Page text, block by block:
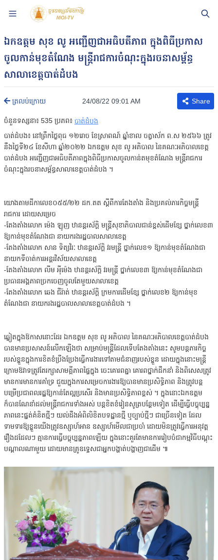
ឯកឧត្តម សុខ លូ អញ្ជើញជាអធិបតីភាព ក្នុងពិធីប្រកាស
ចូលកាន់មុខតំណែង មន្រ្ដីរាជការចំណុះក្នុងរចនាសម្ព័ន្ធ
សាលាខេត្តបាត់ដំបង
ត្រលប់ក្រោយ 24/08/22 09:01 AM Share
ចំនួនទស្សនា៖ 535 ប្រភព៖ បាត់ដំបង
បាត់ដំបង៖ នៅព្រឹកថ្ងៃពុធ ១២រោច ខែស្រាពណ៍ ឆ្នាំខាល ចត្វាស័ក ព.ស ២៥៦៦ ត្រូវ
នឹងថ្ងៃទី២៤ ខែសីហា ឆ្នាំ២០២២ ឯកឧត្តម សុខ លូ អភិបាល នៃគណៈអភិបាលខេត្ត
បាត់ដំបង អញ្ជើញជាអធិបតីភាពក្នុងពិធីប្រកាសចូលកាន់តមុខតំណែង មន្រ្ដីរាជការ
ចំណុះក្នុងរចនាសម្ព័ន្ធសាលាខេត្តបាត់ដំបង ។
យោងតាមដីកាលេខ០៥៥/២២ ដក.តត ស្ដីពីការតែងតាំង និងប្រគល់ភារកិច្ចមន្រ្ដី
រាជការ ដោយសម្រេច
-តែងតាំងលោក ម៉េង ឡូញ ឋានន្តរស័ក្ដិ មន្រ្ដីសុខាភិបាលជាន់ខ្ពស់ដើមខ្សែ ថ្នាក់លេខ៣
ឱ្យកាន់មុខតំណែងជា នាយករងរដ្ឋបាលសាលាខេត្ត
-តែងតាំងលោក សាន ទិត្យវិរៈ ឋានន្តរស័ក្ដិ វរមន្រ្ដី ថ្នាក់លេខ១ ឱ្យកាន់មុខតំណែងជា
នាយកទីចាត់ការអន្តរវិស័យសាលាខេត្ត
-តែងតាំងលោក លីម អ៉ីម៉េង ឋានន្តរស័ក្ដិ វរមន្រ្ដី ថ្នាក់លេខ៣ ឱ្យកាន់មុខតំណែងជា
ប្រធានអង្គភាពច្រកចេញចូលតែមួយសាលាខេត្ត
-តែងតាំងលោក ឆេង ជីរ៉ាត់ ឋានន្តរស័ក្ដិ ក្រមការដើមខ្សែ ថ្នាក់លេខ២ ឱ្យកាន់មុខ
តំណែងជា នាយករងរដ្ឋបាលសាលាខេត្តបាត់ដំបង ។
ឆ្លៀតក្នុងឱកាសនោះដែរ ឯកឧត្តម សុខ លូ អភិបាល នៃគណៈអភិបាលខេត្តបាត់ដំបង
បានមានប្រសាសន៍លើកឡើងថា សម្រាប់មន្រ្ដីដែលទើបតែងតាំងនេះ សូមបន្តភារកិច្ច
របស់ខ្លួនក្នុងការខិតខំប្រឹងប្រែងធ្វើការងារទៅតាមជំនាញរបស់ខ្លួន ដោយក្នុងនោះមន្រ្ដី
ក្រោមឱវាទត្រូវតែរក្សាសាមគ្គីភាពផ្ទៃក្នុង ចេះគោរពគ្នា គោរពថ្នាក់ដឹកនាំ និងពិសេសត្រូវ
មានការមានការគាំទ្រ ជួយក្នុងការសម្រេចការងារឱ្យបានមានប្រសិទ្ធិភាព និងត្រូវបន្ត
បម្រើប្រជាពលរដ្ឋឱ្យកាន់តែល្អប្រសើរ និងមានប្រសិទ្ធិភាពខ្ពស់ ។ ក្នុងនោះឯកឧត្តម
ក៏បានណែនាំដល់មន្រ្ដីរាជការទាំងអស់ បន្តខិតខំរៀនសូត្របន្ថែមទៀត ដើម្បីធ្វើបច្ចុប្បន្ន
ភាពនេះផ្នត់គំនិតថ្មីៗ យល់ដឹងអំពិលិខិតបទដ្ឋានថ្មី ឬច្បាប់ថ្មីៗ ជាច្រើនទៀត ដែល
ទាមទារឱ្យខ្លួនយើងត្រូវឧស្សាហ៍អាន ឧស្សាហ៍មើលជាប្រចាំ ដោយមិនត្រូវធ្វើការអនុវត្ត
រឿងដដែលៗ គ្មានការធ្វើបច្ចុប្បន្នភាពឡើយ ក្នុងនោះគួរតែមានការរៀបចំជាកម្មវិធីបណ្ដុះ
បណ្ដាលណាមួយ ដោយមានគ្រូឧទ្ទេសជាអ្នកបង្ហាត់បង្ហាញជាដើម ៕